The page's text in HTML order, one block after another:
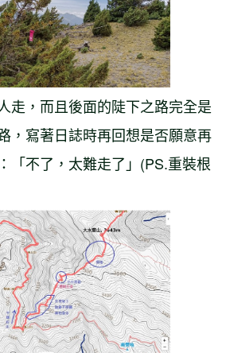
走，而且後面的陡下之路完全是
，寫著日誌時再回想是否願意再
「不了，太難走了」(PS.重裝根